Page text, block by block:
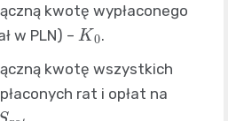
kwotę wypłaconego
w PLN) – K0 .
kwotę wszystkich
rat i opłat na
Sr